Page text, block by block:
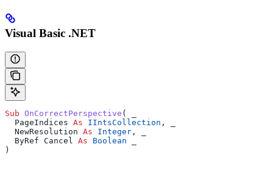
Visual Basic .NET
Sub OnCorrectPerspective (
  PageIndices
As IIntsCollection ,
  NewResolution
As Integer ,
  ByRef Cancel
As Boolean
)